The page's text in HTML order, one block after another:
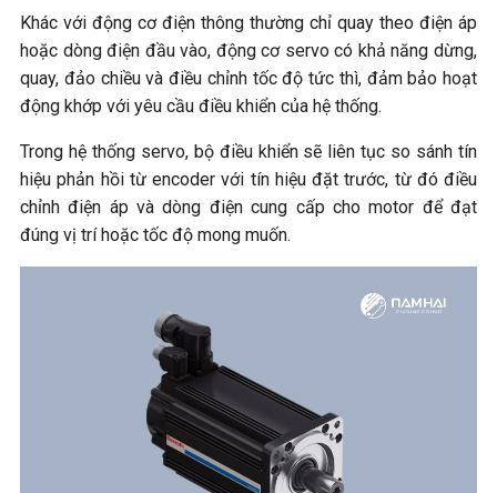
Khác với động cơ điện thông thường chỉ quay theo điện áp
hoặc dòng điện đầu vào, động cơ servo có khả năng dừng,
quay, đảo chiều và điều chỉnh tốc độ tức thì, đảm bảo hoạt
động khớp với yêu cầu điều khiển của hệ thống.
Trong hệ thống servo, bộ điều khiển sẽ liên tục so sánh tín
hiệu phản hồi từ encoder với tín hiệu đặt trước, từ đó điều
chỉnh điện áp và dòng điện cung cấp cho motor để đạt
đúng vị trí hoặc tốc độ mong muốn.